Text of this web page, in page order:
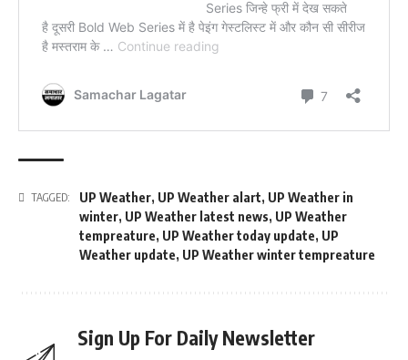
TAGGED: UP Weather, UP Weather alart, UP Weather in
winter, UP Weather latest news, UP Weather
tempreature, UP Weather today update, UP
Weather update, UP Weather winter tempreature
Sign Up For Daily Newsletter